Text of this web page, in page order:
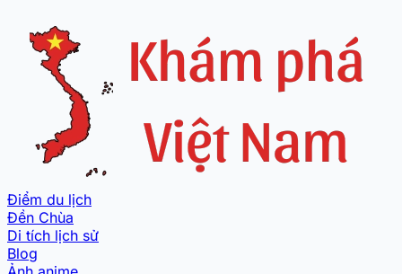
Điểm du lịch
Đền Chùa
Di tích lịch sử
Blog